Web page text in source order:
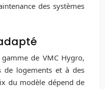
des systèmes
de VMC Hygro,
de logements et à des
du modèle dépend de